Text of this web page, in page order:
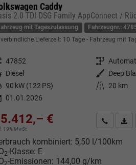
Caddy
2.0 TDI DSG Family AppConnect /
mit Tageszulassung
Fahrzeugnr.:
Lieferzeit: 10 Tage Fahrzeug mit
47852 Getriebe
Diesel Außenfarbe
Deep
90 kW (122 PS) Kilometerstand
20 km
01.01.2026
€
19% MwSt.
Kontakt
kombiniert: 5,50 l/100km
2-Klasse: E
2-Emissionen: 144,00 g/km